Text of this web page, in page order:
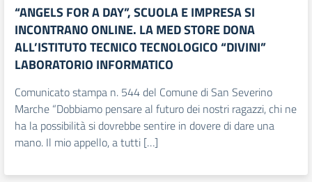
“ANGELS FOR A DAY”, SCUOLA E IMPRESA SI
INCONTRANO ONLINE. LA MED STORE DONA
ALL’ISTITUTO TECNICO TECNOLOGICO “DIVINI”
LABORATORIO INFORMATICO
Comunicato stampa n. 544 del Comune di San Severino
Marche “Dobbiamo pensare al futuro dei nostri ragazzi, chi ne
ha la possibilità si dovrebbe sentire in dovere di dare una
mano. Il mio appello, a tutti […]